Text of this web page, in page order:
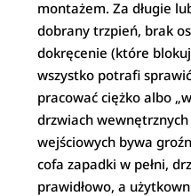
montażem. Za długie
dobrany trzpień, brak
dokręcenie (które
wszystko potrafi
pracować ciężko albo
drzwiach
wejściowych bywa
cofa zapadki w pełni,
prawidłowo, a